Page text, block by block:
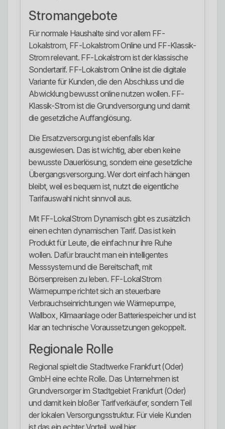
Stromangebote
Für normale Haushalte sind vor allem FF-
Lokalstrom, FF-Lokalstrom Online und FF-Klassik-
Strom relevant. FF-Lokalstrom ist der klassische
Sondertarif. FF-Lokalstrom Online ist die digitale
Variante für Kunden, die den Abschluss und die
Abwicklung bewusst online nutzen wollen. FF-
Klassik-Strom ist die Grundversorgung und damit
die gesetzliche Auffanglösung.
Die Ersatzversorgung ist ebenfalls klar
ausgewiesen. Das ist wichtig, aber eben keine
bewusste Dauerlösung, sondern eine gesetzliche
Übergangsversorgung. Wer dort einfach hängen
bleibt, weil es bequem ist, nutzt die eigentliche
Tarifauswahl nicht sinnvoll aus.
Mit FF-LokalStrom Dynamisch gibt es zusätzlich
einen echten dynamischen Tarif. Das ist kein
Produkt für Leute, die einfach nur ihre Ruhe
wollen. Dafür braucht man ein intelligentes
Messsystem und die Bereitschaft, mit
Börsenpreisen zu leben. FF-LokalStrom
Wärmepumpe richtet sich an steuerbare
Verbrauchseinrichtungen wie Wärmepumpe,
Wallbox, Klimaanlage oder Batteriespeicher und ist
klar an technische Voraussetzungen gekoppelt.
Regionale Rolle
Regional spielt die Stadtwerke Frankfurt (Oder)
GmbH eine echte Rolle. Das Unternehmen ist
Grundversorger im Stadtgebiet Frankfurt (Oder)
und damit kein bloßer Tarifverkäufer, sondern Teil
der lokalen Versorgungsstruktur. Für viele Kunden